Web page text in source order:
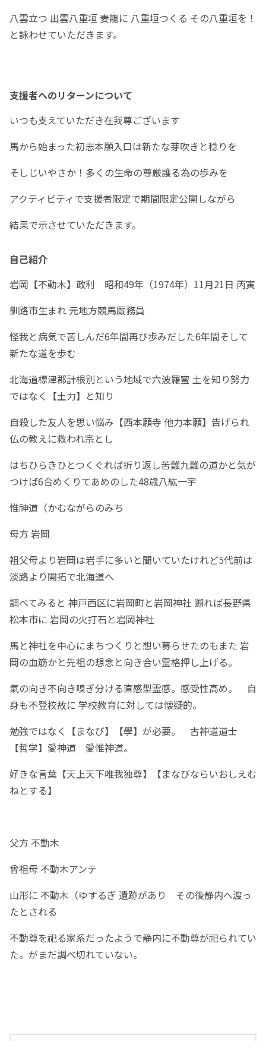
八雲立つ 出雲八重垣 妻籠に 八重垣つくる その八重垣を！
と詠わせていただきます。
支援者へのリターンについて
いつも支えていただき在我尊ございます
馬から始まった初志本願入口は新たな芽吹きと稔りを
そしじいやさか！多くの生命の尊厳護る為の歩みを
アクティビティで支援者限定で期間限定公開しながら
結果で示させていただきます。
自己紹介
岩岡【不動木】政利 昭和49年（1974年）11月21日 丙寅
釧路市生まれ 元地方競馬厩務員
怪我と病気で苦しんだ6年間再び歩みだした6年間そして
新たな道を歩む
北海道標津郡計根別という地域で六波羅蜜 土を知り努力
ではなく【土力】と知り
自殺した友人を思い悩み【西本願寺 他力本願】告げられ
仏の教えに救われ宗とし
はちひらきひとつくぐれば折り返し苦難九難の道かと気が
つけば6合めくりてあめのした48歳八紘一宇
惟神道（かむながらのみち
母方 岩岡
祖父母より岩岡は岩手に多いと聞いていたけれど5代前は
淡路より開拓で北海道へ
調べてみると 神戸西区に岩岡町と岩岡神社 遡れば長野県
松本市に 岩岡の火打石と岩岡神社
馬と神社を中心にまちつくりと想い募らせたのもまた 岩
岡の血筋かと先祖の想念と向き合い霊格押し上げる。
氣の向き不向き嗅ぎ分ける直感型霊感。感受性高め。 自
身も不登校故に 学校教育に対しては懐疑的。
勉強ではなく【まなび】【學】が必要。 古神道道士
【哲学】愛神道 愛惟神道。
好きな言葉【天上天下唯我独尊】【まなびならいおしえむ
ねとする】
父方 不動木
曾祖母 不動木アンテ
山形に 不動木（ゆするぎ 遺跡があり その後静内へ渡っ
たとされる
不動尊を祀る家系だったようで静内に不動尊が祀られてい
た。がまだ調べ切れていない。